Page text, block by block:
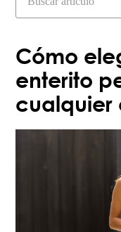
Cómo
enterito
cualquier